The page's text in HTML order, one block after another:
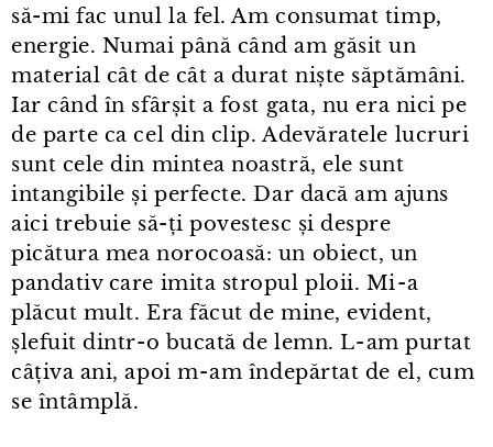
să-mi fac unul la fel. Am consumat timp,
energie. Numai până când am găsit un
material cât de cât a durat niște săptămâni.
Iar când în sfârșit a fost gata, nu era nici pe
de parte ca cel din clip. Adevăratele lucruri
sunt cele din mintea noastră, ele sunt
intangibile și perfecte. Dar dacă am ajuns
aici trebuie să-ți povestesc și despre
picătura mea norocoasă: un obiect, un
pandativ care imita stropul ploii. Mi⁠-⁠a
plăcut mult. Era făcut de mine, evident,
șlefuit dintr⁠-⁠o bucată de lemn. L⁠-⁠am purtat
câțiva ani, apoi m⁠-⁠am îndepărtat de el, cum
se întâmplă.